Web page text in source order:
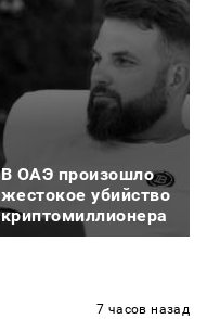
В ОАЭ произошло
жестокое убийство
криптомиллионера
7 часов назад